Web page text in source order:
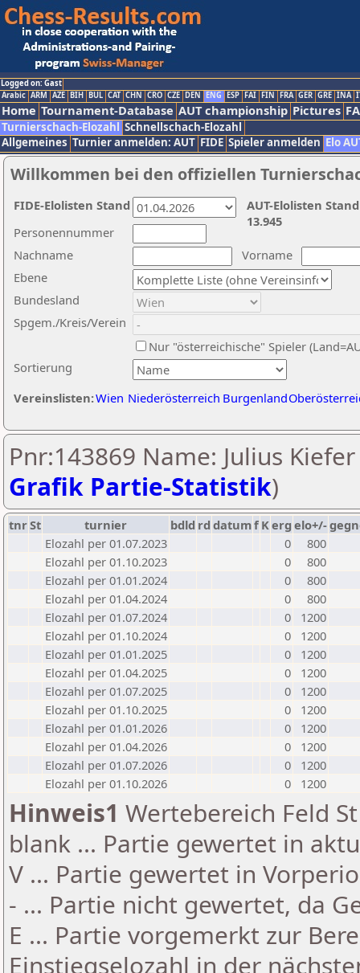
Logged on: Gast
Arabic ARM AZE BIH BUL CAT CHN CRO CZE DEN ENG ESP FAI FIN FRA GER GRE INA
Home Tournament-Database AUT championship Pictures
Turnierschach-Elozahl Schnellschach-Elozahl
Allgemeines Turnier anmelden: AUT FIDE Spieler anmelden Elo
Willkommen bei den offiziellen
Nachname
Vorname
Ebene
Sortierung
Personennummer
Bundesland
Spgem./Kreis/Verein
Nur "österreichische" Spieler
Vereinslisten:Wien Niederösterreich Burgenland
AUT-Elolisten
13.945
FIDE-Elolisten Stand
Pnr:143869 Name: Julius
Grafik Partie-Statistik)
tnrSt turnier bdld rd datumf Kerg elo+/-
Elozahl per 01.07.2023
0
800
Elozahl per 01.10.2023
0
800
Elozahl per 01.01.2024
0
800
Elozahl per 01.04.2024
0
800
Elozahl per 01.07.2024
0
1200
Elozahl per 01.10.2024
0
1200
Elozahl per 01.01.2025
0
1200
Elozahl per 01.04.2025
0
1200
Elozahl per 01.07.2025
0
1200
Elozahl per 01.10.2025
0
1200
Elozahl per 01.01.2026
0
1200
Elozahl per 01.04.2026
0
1200
Elozahl per 01.07.2026
0
1200
Elozahl per 01.10.2026
0 1200
Hinweis1 Wertebereich Feld
blank ... Partie gewertet in
V ... Partie gewertet in
- ... Partie nicht gewertet, da
E ... Partie vorgemerkt zur
Einstiegselozahl in der